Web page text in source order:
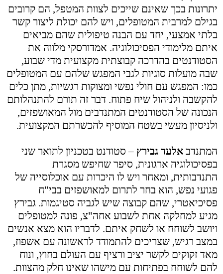
יתרונות בכך שאינם שייכים לצוות המטפל, הם קרובים
בגילם למרבית המטופלים, ויש להם יכולת ליצור קשר
בלתי אמצעי, יחד עם הבנה טיפולית שהם מביאים
איתם מלימודי הפסיכולוגיה. אמדורסקי מלווה את
הסטודנטים בהדרכה קבוצתית מקצועית מדי שבוע,
שבה מועלות סוגיות לגבי המפגש שלהם עם המטופלים
כמו: המפגש עם חולי נפשי ומצוקות רגשיות, מתן כלים
להקשבה ולניהול שיח פתוח. דבר זה תורם להתנהלותם
הנכונה של הסטודנטים המתנדבים מול המאושפזים,
ולניסיון מעשי בשטח המוסיף להכשרתם המקצועית.
המתנדבאלעד גבירץ – סטודנט בטכניון לתואר שני
בפסיכולוגיה ארגונית, סיפר שחיפש מסגרת
התנדבותית, ומאחר ויש לו היכרות עם אוכלוסייה של
פגועי נפש, הוא בחר לתרום למאושפזים בבי"ח
פסיכיאטרי, שהם קבוצה שיש לגביה סטיגמות. גבירץ
מגיע למחלקה אחת לשבוע אחה"צ, פונה למטופלים
ויושב לשוחח או לשחק איתם. לדבריו הוא מצא אנשים
במצב רגיש, שצריכים להתמודד לראשונה עם אשפוז,
מאד זקוקים לקשר יציב ורציף עם העולם בחוץ, ונוח
להם לשוחח בפתיחות עם מישהו שאינו חלק מהצוות.